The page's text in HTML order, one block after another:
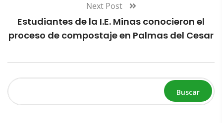
Next Post
Estudiantes de la I.E. Minas conocieron el
proceso de compostaje en Palmas del Cesar
Buscar